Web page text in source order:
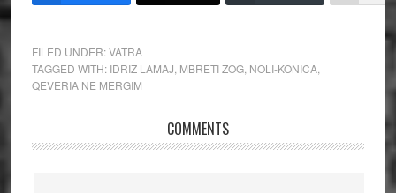
FILED UNDER:VATRA
TAGGED WITH: IDRIZ LAMAJ MBRETI ZOG, NOLI-KONICA,
QEVERIA NE MERGIM
COMMENTS